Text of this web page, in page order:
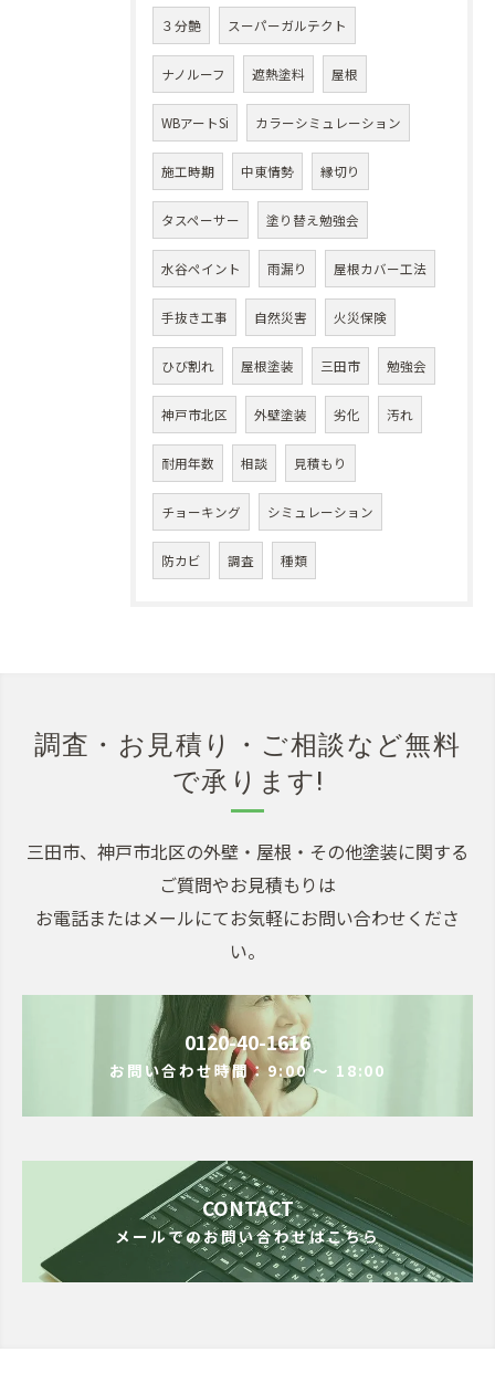
３分艶 スーパーガルテクト
ナノルーフ 遮熱塗料 屋根
WBアートSi カラーシミュレーション
施工時期 中東情勢 縁切り
タスペーサー 塗り替え勉強会
水谷ペイント 雨漏り 屋根カバー工法
手抜き工事 自然災害 火災保険
ひび割れ 屋根塗装 三田市 勉強会
神戸市北区 外壁塗装 劣化 汚れ
耐用年数 相談 見積もり
チョーキング シミュレーション
防カビ 調査 種類
調査・お見積り・ご相談など無料
で承ります!
三田市、神戸市北区の外壁・屋根・その他塗装に関する
ご質問やお見積もりは
お電話またはメールにてお気軽にお問い合わせくださ
い。
0120-40-1616
お問い合わせ時間：9:00 ～ 18:00
CONTACT
メールでのお問い合わせはこちら